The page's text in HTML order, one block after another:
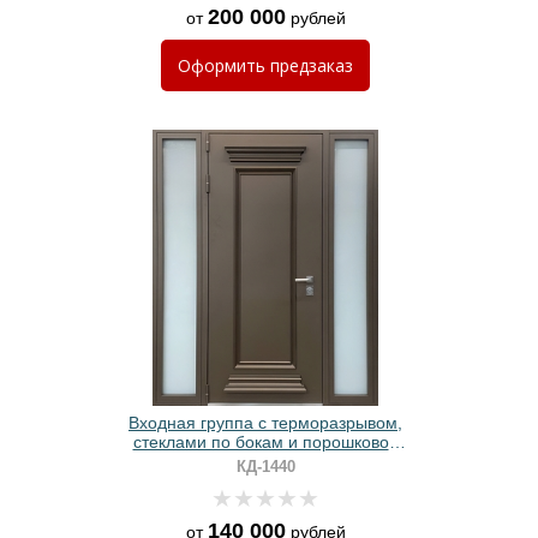
от200 000рублей
Оформить предзаказ
Входная группа с терморазрывом,
стеклами по бокам и порошковой
покраской с металлобагетом
КД-1440
от 140 000рублей